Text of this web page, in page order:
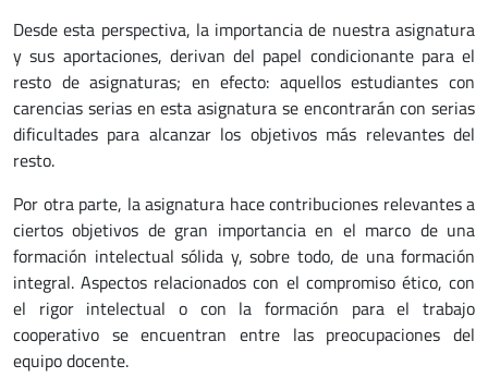
Desde esta perspectiva, la importancia de nuestra asignatura
y sus aportaciones, derivan del papel condicionante para el
resto de asignaturas; en efecto: aquellos estudiantes con
carencias serias en esta asignatura se encontrarán con serias
dificultades para alcanzar los objetivos más relevantes del
resto.
Por otra parte, la asignatura hace contribuciones relevantes a
ciertos objetivos de gran importancia en el marco de una
formación intelectual sólida y, sobre todo, de una formación
integral. Aspectos relacionados con el compromiso ético, con
el rigor intelectual o con la formación para el trabajo
cooperativo se encuentran entre las preocupaciones del
equipo docente.